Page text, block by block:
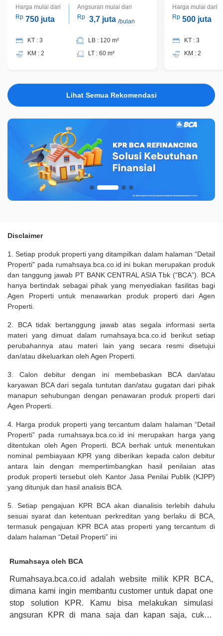
Harga mulai dari
Rp 750 juta
Angsuran mulai dari
Rp 3,7 juta /bulan
KT : 3
KM : 2
LB : 120 m²
LT : 60 m²
Harga mulai dari
Rp 500 juta
KT : 3
KM : 2
Lihat Semua Rekomendasi
Disclaimer
1. Setiap produk properti yang ditampilkan dalam halaman “Detail
Properti" pada rumahsaya.bca.co.id ini bukan merupakan produk
dan tanggung jawab PT BANK CENTRAL ASIA Tbk (“BCA”). BCA
hanya bertindak sebagai pihak yang menyediakan fasilitas bagi
Agen Properti untuk menawarkan produk properti dari Agen
Properti.
2. BCA tidak bertanggung jawab atas segala informasi serta
materi yang dimuat dalam rumahsaya.bca.co.id berikut setiap
perubahannya atau materi lain yang secara resmi disetujui
dan/atau dikeluarkan oleh Agen Properti.
3. Calon debitur dengan ini membebaskan BCA dan/atau
karyawan BCA dari segala tuntutan dan/atau gugatan dari pihak
manapun sehubungan dengan penawaran produk properti dari
Agen Properti.
4. Harga produk properti yang tercantum dalam halaman “Detail
Properti” pada rumahsaya.bca.co.id ini merupakan harga yang
ditentukan oleh Agen Properti. BCA berhak untuk menentukan
nominal pembiayaan KPR yang diberikan kepada calon debitur
antara lain dengan mempertimbangkan hasil penilaian atas
produk properti tersebut oleh Kantor Jasa Penilai Publik (KJPP)
yang ditunjuk dan hasil analisis BCA.
5. Setiap pengajuan KPR BCA akan dianalisis terlebih dahulu
sesuai syarat dan ketentuan perkreditan yang berlaku di BCA,
termasuk pengajuan KPR BCA atas properti yang tercantum di
dalam halaman “Detail Properti” ini
Rumahsaya oleh BCA
Rumahsaya.bca.co.id adalah website milik KPR BCA,
dimana kami ingin membantu customer untuk dapat one
stop solution KPR. Kamu bisa melakukan simulasi
angsuran KPR di mana saja dan kapan saja, cukup